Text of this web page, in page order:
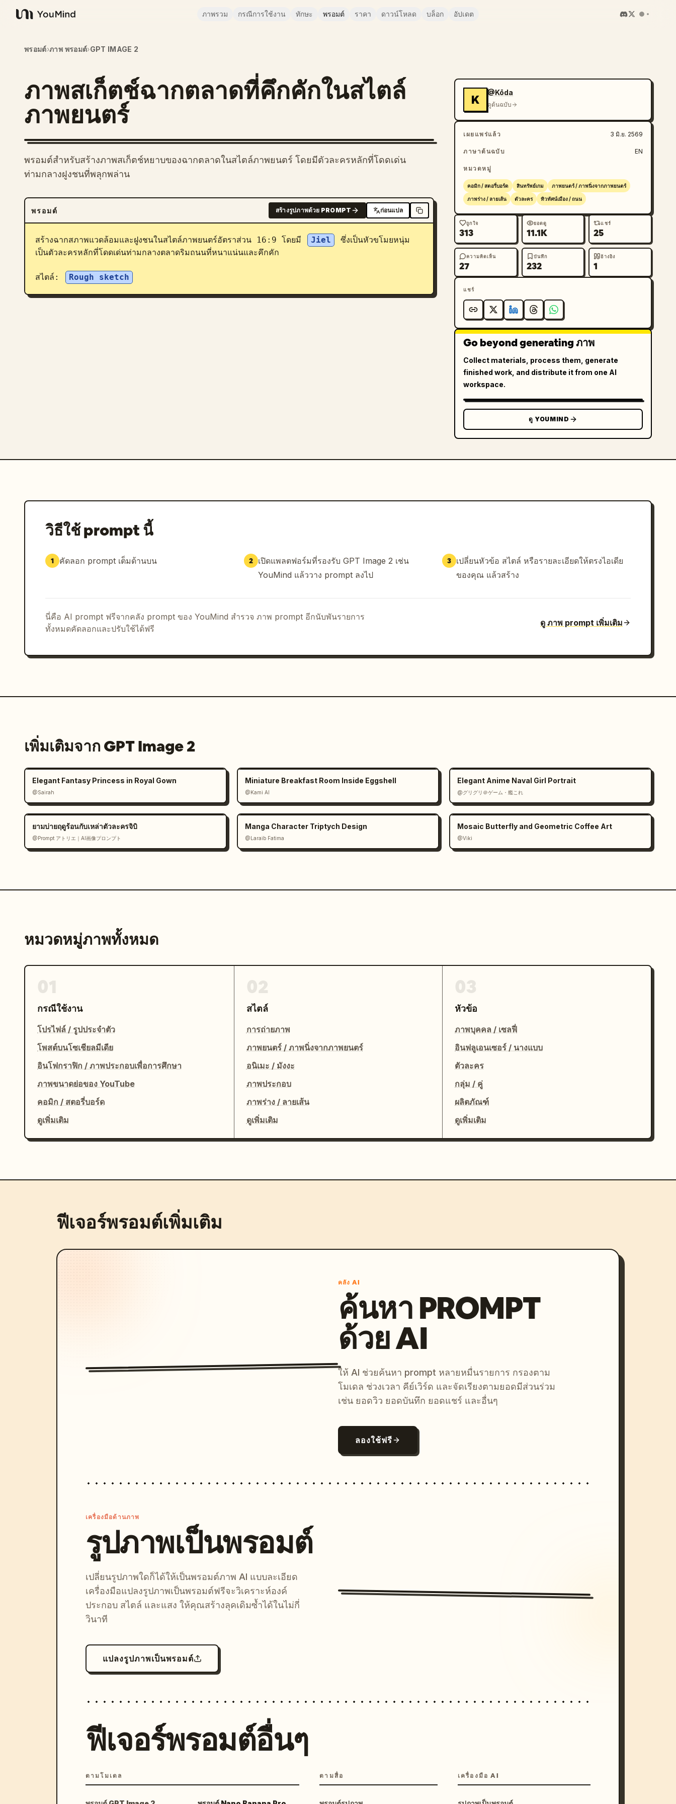
YouMind
ภาพรวม กรณีการใช้งาน ทักษะ พรอมต์ ราคา ดาวน์โหลด บล็อก อัปเดต
พรอมต์›ภาพ พรอมต์›GPT IMAGE 2
ภาพสเก็ตช์ฉากตลาดที่คึกคักในสไตล์
ภาพยนตร์
พรอมต์สำหรับสร้างภาพสเก็ตช์หยาบของฉากตลาดในสไตล์ภาพยนตร์ โดยมีตัวละครหลักที่โดดเด่น
ท่ามกลางฝูงชนที่พลุกพล่าน
พรอมต์ สร้างรูปภาพด้วย PROMPT ก่อนแปล
สร้างฉากสภาพแวดล้อมและฝูงชนในสไตล์ภาพยนตร์อัตราส่วน 16:9 โดยมี Jiel
ซึ่งเป็นหัวขโมยหนุ่ม
เป็นตัวละครหลักที่โดดเด่นท่ามกลางตลาดริมถนนที่หนาแน่นและคึกคัก
สไตล์: Rough sketch
K
@Kōda
ดูต้นฉบับ
เผยแพร่แล้ว 3 มิ.ย. 2569
ภาษาต้นฉบับ EN
หมวดหมู่
คอมิก / สตอรี่บอร์ด สินทรัพย์เกม ภาพยนตร์ / ภาพนิ่งจากภาพยนตร์
ภาพร่าง / ลายเส้น ตัวละคร ทิวทัศน์เมือง / ถนน
ถูกใจ
313
ยอดดู
11.1K
แชร์
25
ความคิดเห็น
27
บันทึก
232
อ้างอิง
1
แชร์
Go beyond generating ภาพ
Collect materials, process them, generate
finished work, and distribute it from one AI
workspace.
ดู YOUMIND
วิธีใช้ prompt นี้
1 คัดลอก prompt เต็มด้านบน 2 เปิดแพลตฟอร์มที่รองรับ GPT Image 2 เช่น
YouMind แล้ววาง prompt ลงไป
3
เปลี่ยนหัวข้อ สไตล์ หรือรายละเอียดให้ตรงไอเดีย
ของคุณ แล้วสร้าง
นี่คือ AI prompt ฟรีจากคลัง prompt ของ YouMind สำรวจ ภาพ prompt อีกนับพันรายการ
ทั้งหมดคัดลอกและปรับใช้ได้ฟรี
ดู ภาพ prompt เพิ่มเติม
เพิ่มเติมจาก GPT Image 2
Elegant Fantasy Princess in Royal Gown
@Sairah
Miniature Breakfast Room Inside Eggshell
@Kami AI
Elegant Anime Naval Girl Portrait
@グリグリ＠ゲーム・艦これ
ยามบ่ายฤดูร้อนกับเหล่าตัวละครจิบิ
@Prompt アトリエ｜AI画像プロンプト
Manga Character Triptych Design
@Laraib Fatima‎
Mosaic Butterfly and Geometric Coffee Art
@Viki
หมวดหมู่ภาพทั้งหมด
กรณีใช้งาน
โปรไฟล์ / รูปประจำตัว
โพสต์บนโซเชียลมีเดีย
อินโฟกราฟิก / ภาพประกอบเพื่อการศึกษา
ภาพขนาดย่อของ YouTube
คอมิก / สตอรี่บอร์ด
ดูเพิ่มเติม
สไตล์
การถ่ายภาพ
ภาพยนตร์ / ภาพนิ่งจากภาพยนตร์
อนิเมะ / มังงะ
ภาพประกอบ
ภาพร่าง / ลายเส้น
ดูเพิ่มเติม
หัวข้อ
ภาพบุคคล / เซลฟี่
อินฟลูเอนเซอร์ / นางแบบ
ตัวละคร
กลุ่ม / คู่
ผลิตภัณฑ์
ดูเพิ่มเติม
ฟีเจอร์พรอมต์เพิ่มเติม
คลัง AI
ค้นหา PROMPT
ด้วย AI
ให้ AI ช่วยค้นหา prompt หลายหมื่นรายการ กรองตาม
โมเดล ช่วงเวลา คีย์เวิร์ด และจัดเรียงตามยอดมีส่วนร่วม
เช่น ยอดวิว ยอดบันทึก ยอดแชร์ และอื่นๆ
ลองใช้ฟรี
เครื่องมือด้านภาพ
รูปภาพเป็นพรอมต์
เปลี่ยนรูปภาพใดก็ได้ให้เป็นพรอมต์ภาพ AI แบบละเอียด
เครื่องมือแปลงรูปภาพเป็นพรอมต์ฟรีจะวิเคราะห์องค์
ประกอบ สไตล์ และแสง ให้คุณสร้างลุคเดิมซ้ำได้ในไม่กี่
วินาที
แปลงรูปภาพเป็นพรอมต์
ฟีเจอร์พรอมต์อื่นๆ
ตามโมเดล ตามสื่อ เครื่องมือ AI